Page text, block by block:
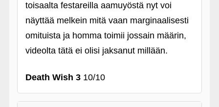
toisaalta festareilla aamuyöstä nyt voi
näyttää melkein mitä vaan marginaalisesti
omituista ja homma toimii jossain määrin,
videolta tätä ei olisi jaksanut millään.
Death Wish 3 10/10